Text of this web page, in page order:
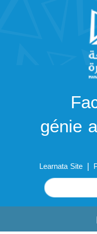
génie
Learnata Site |